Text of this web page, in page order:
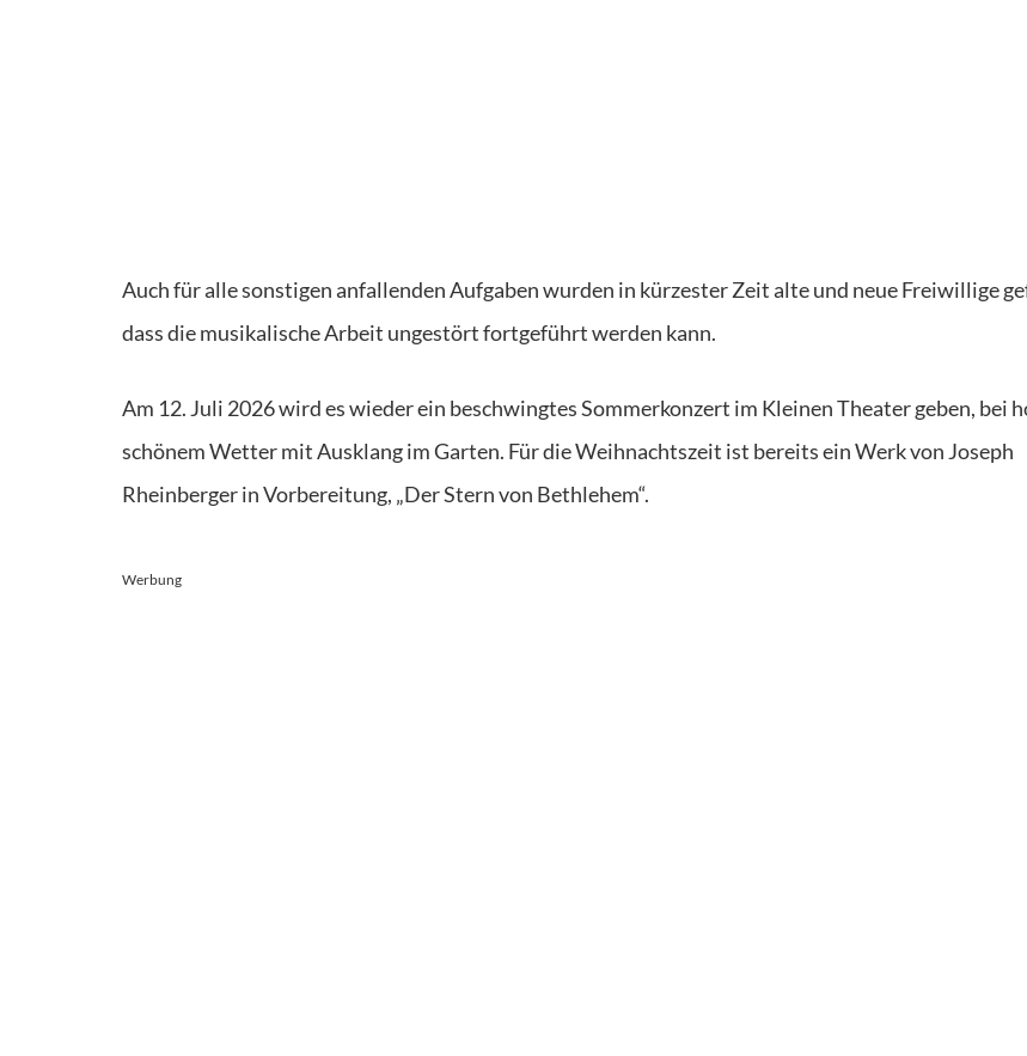
Auch für alle sonstigen anfallenden Aufgaben wurden in kürzester Zeit alte und neue Freiwillige
dass die musikalische Arbeit ungestört fortgeführt werden kann.
Am 12. Juli 2026 wird es wieder ein beschwingtes Sommerkonzert im Kleinen Theater geben, bei
schönem Wetter mit Ausklang im Garten. Für die Weihnachtszeit ist bereits ein Werk von Joseph
Rheinberger in Vorbereitung, „Der Stern von Bethlehem“.
Werbung